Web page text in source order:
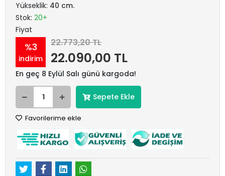
Yükseklik: 40 cm.
Stok: 20+
Fiyat
%3
indirim
22.773,20 TL
22.090,00 TL
En geç 8 Eylül Salı günü kargoda!
Sepete Ekle
Favorilerime ekle